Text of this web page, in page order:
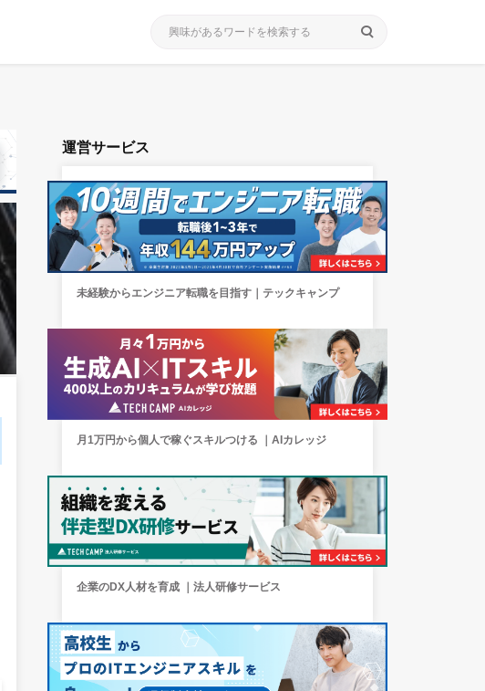
search
運営サービス
未経験からエンジニア転職を目指す｜テックキャンプ
月1万円から個人で稼ぐスキルつける ｜AIカレッジ
企業のDX人材を育成 ｜法人研修サービス